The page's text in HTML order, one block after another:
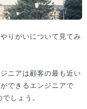
りがいについて見てみ
ニアは顧客の最も近い
できるエンジニアで
しょう。